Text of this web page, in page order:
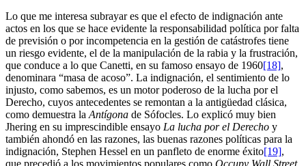
Lo que me interesa subrayar es que el efecto de indignación ante
actos en los que se hace evidente la responsabilidad política por falta
de previsión o por incompetencia en la gestión de catástrofes tiene
un riesgo evidente, el de la manipulación de la rabia y la frustración,
que conduce a lo que Canetti, en su famoso ensayo de 1960[18],
denominara “masa de acoso”. La indignación, el sentimiento de lo
injusto, como sabemos, es un motor poderoso de la lucha por el
Derecho, cuyos antecedentes se remontan a la antigüedad clásica,
como demuestra laAntígona de Sófocles. Lo explicó muy bien
Jhering en su imprescindible ensayo La lucha por el Derecho y
también ahondó en las razones, las buenas razones políticas para la
indignación, Stephen Hessel en un panfleto de enorme éxito[19],